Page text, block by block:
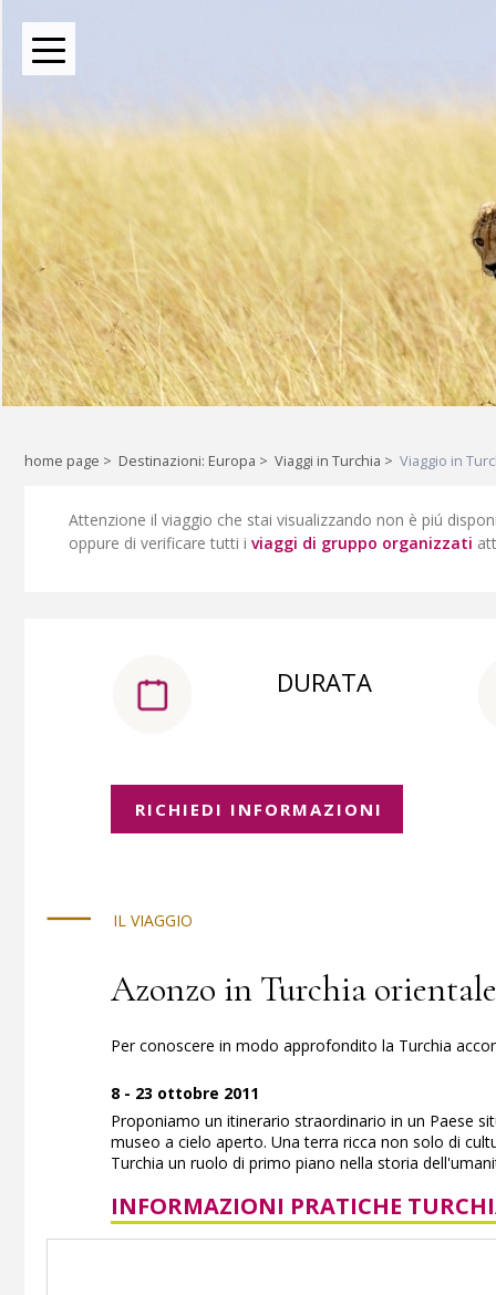
Oltre le rotte comuni:
Liberi di esplorare il mondo,
home page > Destinazioni: Europa > Viaggi in Turchia > Viaggio in
Attenzione il viaggio che stai visualizzando non è piú
oppure di verificare tutti i viaggi di gruppo organizzati
DURATA
RICHIEDI INFORMAZIONI
IL VIAGGIO
Azonzo in Turchia orientale
Per conoscere in modo approfondito la Turchia
8 - 23 ottobre 2011
Proponiamo un itinerario straordinario in un Paese
museo a cielo aperto. Una terra ricca non solo di
Turchia un ruolo di primo piano nella storia
INFORMAZIONI PRATICHE